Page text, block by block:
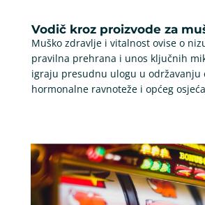
Vodič kroz proizvode za
Muško zdravlje i vitalnost ovise o
pravilna prehrana i unos ključnih
igraju presudnu ulogu u održavanju
hormonalne ravnoteže i općeg